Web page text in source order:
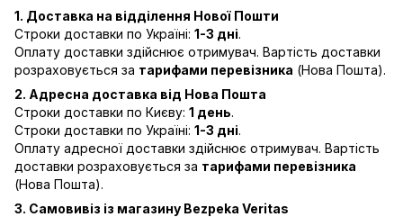
1. Доставка на відділення Нової Пошти
Строки доставки по Україні: 1-3 дні.
Оплату доставки здійснює отримувач. Вартість доставки
розраховується за тарифами перевізника (Нова Пошта).
2. Адресна доставка від Нова Пошта
Строки доставки по Києву: 1 день.
Строки доставки по Україні: 1-3 дні.
Оплату адресної доставки здійснює отримувач. Вартість
доставки розраховується за тарифами перевізника
(Нова Пошта).
3. Самовивіз із магазину Bezpeka Veritas